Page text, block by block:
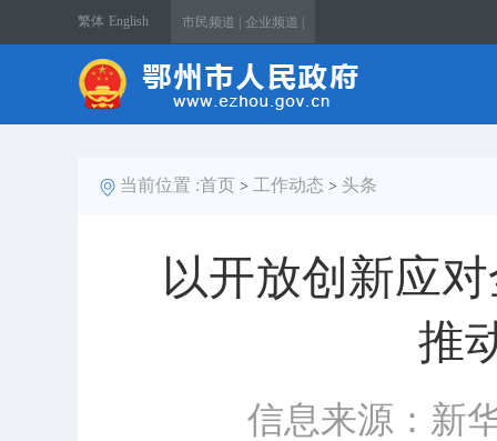
繁体 English 市民频道 | 企业频道 |
当前位置 :首页 > 工作动态 > 头条
以开放创新应
推
信息来源：新